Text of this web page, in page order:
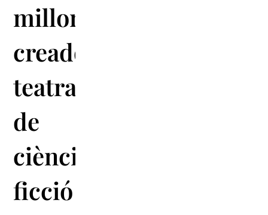
millors
creadors
teatrals
de
ciència-
ficció